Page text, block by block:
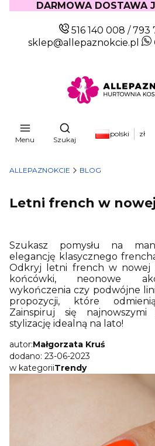
DARMOWA DOSTAWA
516 140 008 /793
sklep@allepaznokcie.pl
Menu
Otwórz wyszukiwarkę
Szukaj
polski zł
ALLEPAZNOKCIE BLOG
Letni french w
Szukasz pomysłu na
elegancję klasycznego
Odkryj letni french w nowej
końcówki, neonowe
wykończenia czy podwójne
propozycji, które
Zainspiruj się
stylizację idealną na lato!
autor:Małgorzata Kruś
dodano: 23-06-2023
w kategoriiTrendy